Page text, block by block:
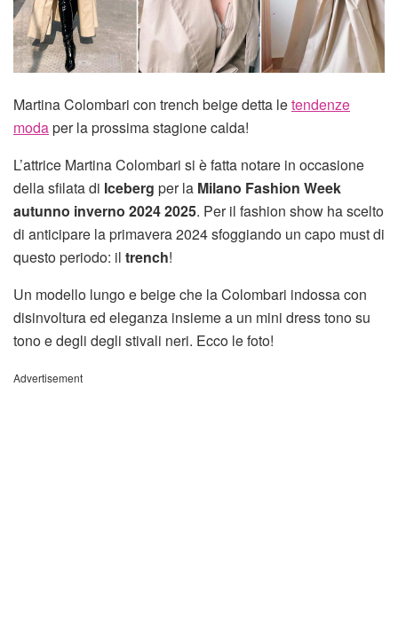
Martina Colombari con trench beige detta letendenze
modaper la prossima stagione calda!
L’attrice Martina Colombari si è fatta notare in occasione
della sfilata di Iceberg per la Milano Fashion Week
autunno inverno 2024 2025. Per il fashion show ha scelto
di anticipare la primavera 2024 sfoggiando un capo must di
questo periodo: il trench!
Un modello lungo e beige che la Colombari indossa con
disinvoltura ed eleganza insieme a un mini dress tono su
tono e degli degli stivali neri. Ecco le foto!
Advertisement